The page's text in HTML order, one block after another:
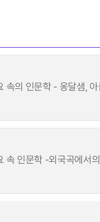
속의 인문학 - 옹달샘,
속 인문학 -외국곡에서